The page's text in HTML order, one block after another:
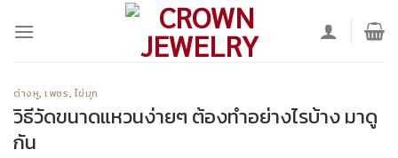
ต่างหู,เพชร,ไข่มุก
วิธีวัดขนาดแหวนง่ายๆ ต้องทำอย่างไรบ้าง มาดู
กัน